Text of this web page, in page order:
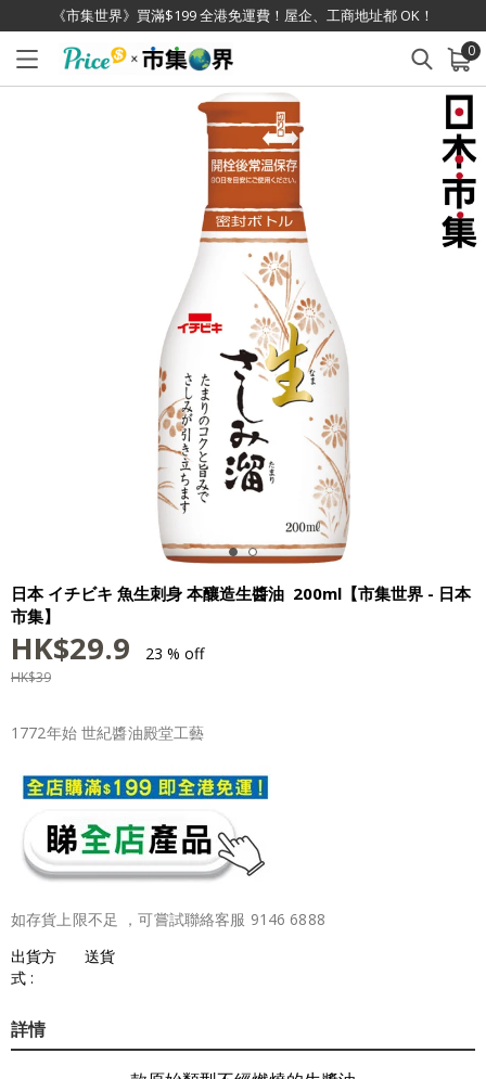
《市集世界》買滿$199 全港免運費！屋企、工商地址都 OK！
0
已加入購物車 查看
日本 イチビキ 魚生刺身 本釀造生醬油 200ml【市集世界 - 日本
市集】
HK$29.9 23 % off
HK$39
1772年始 世紀醬油殿堂工藝
如存貨上限不足 ，可嘗試聯絡客服 9146 6888
出貨方
式 :
送貨
詳情